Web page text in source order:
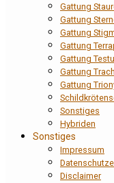
Gattung
Gattung
Gattung
Gattung
Gattung
Gattung
Gattung
Sonstiges
Hybriden
Sonstiges
Impressum
Disclaimer